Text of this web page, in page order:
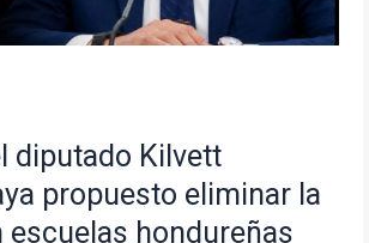
diputado Kilvett
propuesto eliminar la
escuelas hondureñas